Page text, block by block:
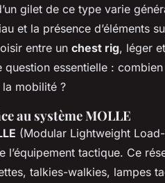
gilet de ce type varie
et la présence d’éléments
entre un chest rig, léger
question essentielle :
mobilité ?
au système MOLLE
(Modular Lightweight
l’équipement tactique. Ce
talkies-walkies, lampes